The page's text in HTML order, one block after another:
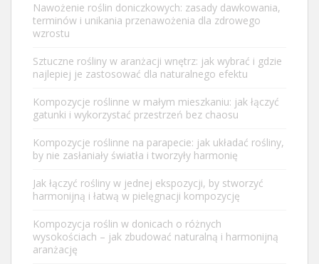
Nawożenie roślin doniczkowych: zasady dawkowania,
terminów i unikania przenawożenia dla zdrowego
wzrostu
Sztuczne rośliny w aranżacji wnętrz: jak wybrać i gdzie
najlepiej je zastosować dla naturalnego efektu
Kompozycje roślinne w małym mieszkaniu: jak łączyć
gatunki i wykorzystać przestrzeń bez chaosu
Kompozycje roślinne na parapecie: jak układać rośliny,
by nie zasłaniały światła i tworzyły harmonię
Jak łączyć rośliny w jednej ekspozycji, by stworzyć
harmonijną i łatwą w pielęgnacji kompozycję
Kompozycja roślin w donicach o różnych
wysokościach – jak zbudować naturalną i harmonijną
aranżację